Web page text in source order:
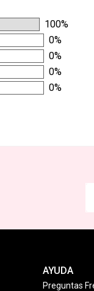
100%
0%
0%
0%
0%
AYUDA
Preguntas